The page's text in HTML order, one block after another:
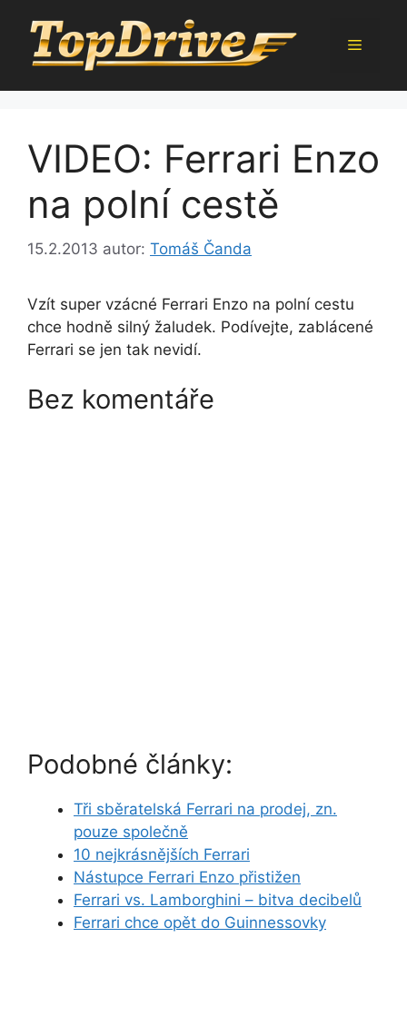
obsah
Menu
VIDEO: Ferrari Enzo
na polní cestě
15.2.2013 autor: Tomáš Čanda
Vzít super vzácné Ferrari Enzo na polní cestu
chce hodně silný žaludek. Podívejte, zablácené
Ferrari se jen tak nevidí.
Bez komentáře
Podobné články:
Tři sběratelská Ferrari na prodej, zn.
pouze společně
10 nejkrásnějších Ferrari
Nástupce Ferrari Enzo přistižen
Ferrari vs. Lamborghini – bitva decibelů
Ferrari chce opět do Guinnessovky